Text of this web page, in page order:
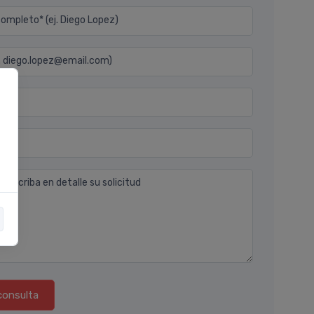
(ej. Diego Lopez)
diego.lopez@email.com)
en detalle su solicitud